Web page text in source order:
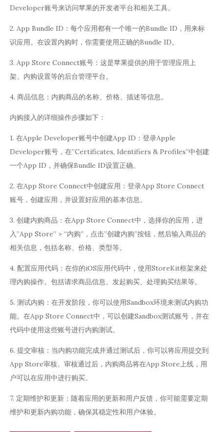
Developer账号来访问苹果的开发者平台和相关工具。
2. App Bundle ID：每个应用都有一个唯一的Bundle ID，用来标
识应用。在设置内购时，你需要使用正确的Bundle ID。
3. App Store Connect账号：这是苹果提供的用于管理应用上
架、内购设置等的后台管理平台。
4. 商品信息：内购商品的名称、价格、描述等信息。
内购接入的详细操作步骤如下：
1. 在Apple Developer账号中创建App ID：登录Apple
Developer账号，在”Certificates, Identifiers & Profiles”中创建
一个App ID，并确保Bundle ID设置正确。
2. 在App Store Connect中创建应用：登录App Store Connect
账号，创建应用，并设置好应用的基本信息。
3. 创建内购商品：在App Store Connect中，选择你的应用，进
入”App Store” > “内购”，点击”创建内购”按钮，然后输入商品的
相关信息，包括名称、价格、类型等。
4. 配置应用代码：在你的iOS应用代码中，使用StoreKit框架来处
理内购操作。包括请求商品信息、发起购买、处理购买结果等。
5. 测试内购：在开发阶段，你可以使用Sandbox环境来测试内购功
能。在App Store Connect中，可以创建Sandbox测试账号，并在
代码中使用这些账号进行内购测试。
6. 提交审核：当内购功能完成并通过测试后，你可以将应用提交到
App Store审核。审核通过后，内购商品将在App Store上线，用
户可以在应用中进行购买。
7. 定期维护和更新：随着应用的更新和用户反馈，你可能需要定期
维护和更新内购功能，确保其稳定性和用户体验。